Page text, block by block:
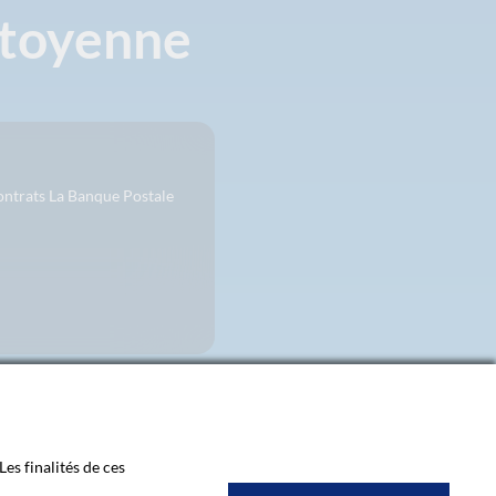
La Banque Postale
finalités de ces